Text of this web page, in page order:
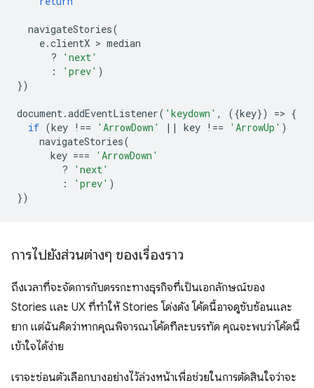
navigateStories(
e.clientX > median
?
'next'
:
'prev' )
})
document .addEventListener( 'keydown' , ({key}) => {
if (key !== 'ArrowDown' || key !== 'ArrowUp' )
navigateStories(
key ===
'ArrowDown'
?
'next'
:
'prev' )
})
การไปยังส่วนต่างๆ ของเรื่องราว
ถึงเวลาที่จะจัดการกับตรรกะทางธุรกิจที่เป็นเอกลักษณ์ของ
Stories และ UX ที่ทำให้ Stories โด่งดัง โค้ดนี้อาจดูซับซ้อนและ
ยาก แต่ฉันคิดว่าหากคุณพิจารณาโค้ดทีละบรรทัด คุณจะพบว่าโค้ดนี้
เข้าใจได้ง่าย
เราจะซ่อนตัวเลือกบางอย่างไว้ล่วงหน้าเพื่อช่วยในการตัดสินใจว่าจะ